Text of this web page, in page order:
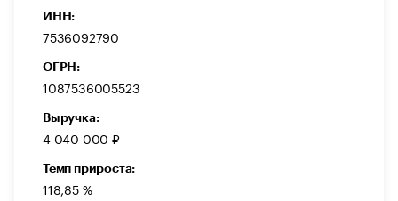
ИНН:
7536092790
ОГРН:
1087536005523
Выручка:
4 040 000 ₽
Темп прироста:
118,85 %